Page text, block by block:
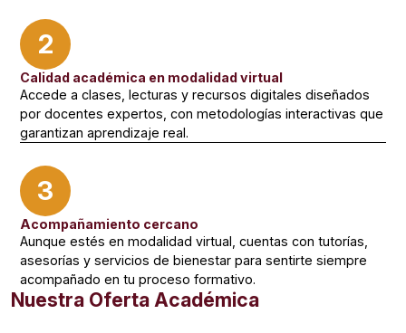
2
Calidad académica en modalidad virtual
Accede a clases, lecturas y recursos digitales diseñados
por docentes expertos, con metodologías interactivas que
garantizan aprendizaje real.
3
Acompañamiento cercano
Aunque estés en modalidad virtual, cuentas con tutorías,
asesorías y servicios de bienestar para sentirte siempre
acompañado en tu proceso formativo.
Nuestra Oferta Académica